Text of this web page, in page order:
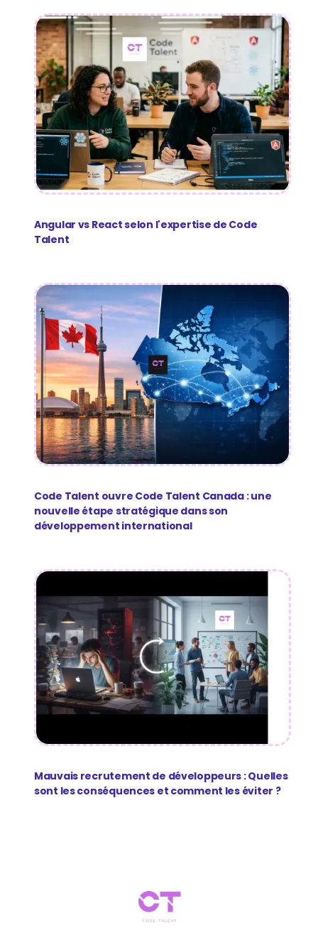
Angular vs React selon l'expertise de Code
Talent
Code Talent ouvre Code Talent Canada : une
nouvelle étape stratégique dans son
développement international
Mauvais recrutement de développeurs : Quelles
sont les conséquences et comment les éviter ?